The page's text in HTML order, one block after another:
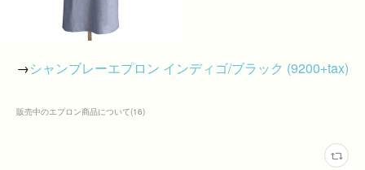
→シャンブレーエプロン インディゴ/ブラック (9200+tax)
販売中のエプロン商品について(16)